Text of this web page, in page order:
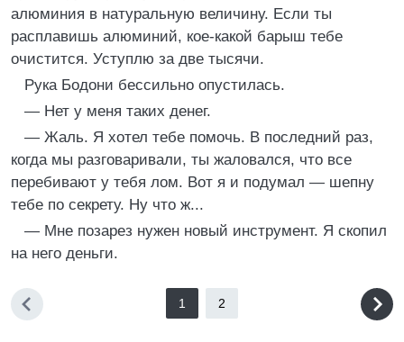
алюминия в натуральную величину. Если ты
расплавишь алюминий, кое-какой барыш тебе
очистится. Уступлю за две тысячи.
Рука Бодони бессильно опустилась.
— Нет у меня таких денег.
— Жаль. Я хотел тебе помочь. В последний раз,
когда мы разговаривали, ты жаловался, что все
перебивают у тебя лом. Вот я и подумал — шепну
тебе по секрету. Ну что ж...
— Мне позарез нужен новый инструмент. Я скопил
на него деньги.
1 2